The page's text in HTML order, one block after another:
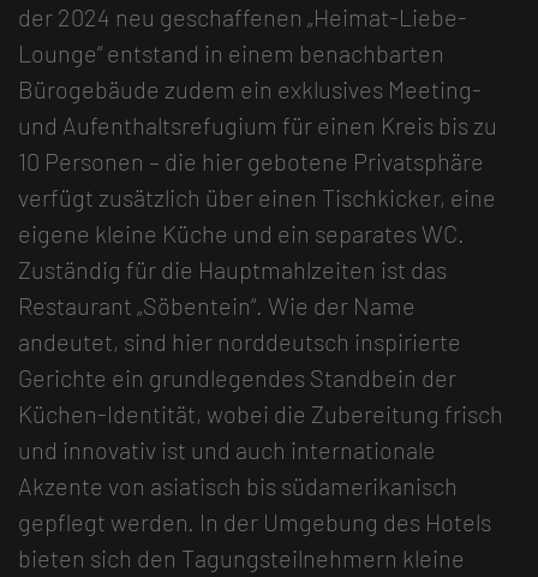
der 2024 neu geschaffenen „Heimat-Liebe-
Lounge“ entstand in einem benachbarten
Bürogebäude zudem ein exklusives Meeting-
und Aufenthaltsrefugium für einen Kreis bis zu
10 Personen – die hier gebotene Privatsphäre
verfügt zusätzlich über einen Tischkicker, eine
eigene kleine Küche und ein separates WC.
Zuständig für die Hauptmahlzeiten ist das
Restaurant „Söbentein“. Wie der Name
andeutet, sind hier norddeutsch inspirierte
Gerichte ein grundlegendes Standbein der
Küchen-Identität, wobei die Zubereitung frisch
und innovativ ist und auch internationale
Akzente von asiatisch bis südamerikanisch
gepflegt werden. In der Umgebung des Hotels
bieten sich den Tagungsteilnehmern kleine